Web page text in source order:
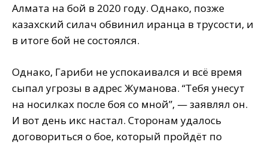
Алмата на бой в 2020 году. Однако, позже
казахский силач обвинил иранца в трусости, и
в итоге бой не состоялся.
Однако, Гариби не успокаивался и всё время
сыпал угрозы в адрес Жуманова. “Тебя унесут
на носилках после боя со мной”, — заявлял он.
И вот день икс настал. Сторонам удалось
договориться о бое, который пройдёт по